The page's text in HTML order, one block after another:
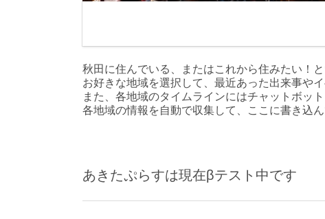
秋田に住んでいる、またはこれから住みたい！
お好きな地域を選択して、最近あった出来事や
また、各地域のタイムラインにはチャットボッ
各地域の情報を自動で収集して、ここに書き込
あきたぷらすは現在βテスト中です